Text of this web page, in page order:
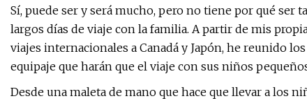
Sí, puede ser y será mucho, pero no tiene por qué ser
largos días de viaje con la familia. A partir de mis
viajes internacionales a Canadá y Japón, he reunido
equipaje que harán que el viaje con sus niños
Desde una maleta de mano que hace que llevar a los